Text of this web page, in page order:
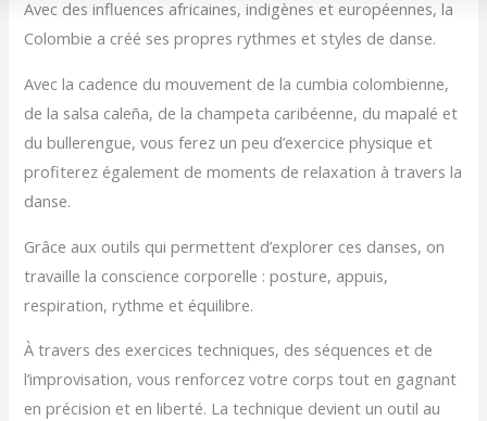
Avec des influences africaines, indigènes et européennes, la
Colombie a créé ses propres rythmes et styles de danse.
Avec la cadence du mouvement de la cumbia colombienne,
de la salsa caleña, de la champeta caribéenne, du mapalé et
du bullerengue, vous ferez un peu d’exercice physique et
profiterez également de moments de relaxation à travers la
danse.
Grâce aux outils qui permettent d’explorer ces danses, on
travaille la conscience corporelle : posture, appuis,
respiration, rythme et équilibre.
À travers des exercices techniques, des séquences et de
l’improvisation, vous renforcez votre corps tout en gagnant
en précision et en liberté. La technique devient un outil au